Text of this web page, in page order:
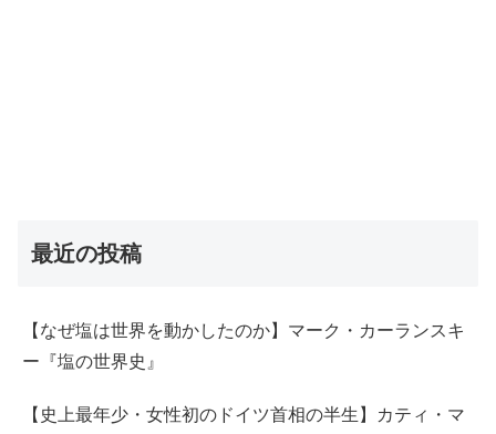
最近の投稿
【なぜ塩は世界を動かしたのか】マーク・カーランスキ
ー『塩の世界史』
【史上最年少・女性初のドイツ首相の半生】カティ・マ